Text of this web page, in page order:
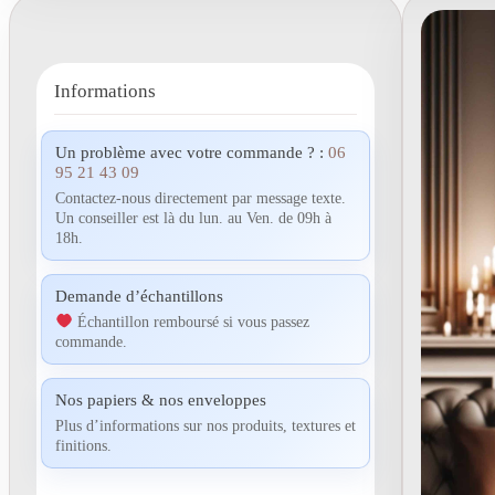
Informations
Un problème avec votre commande ? : 06
95 21 43 09
Contactez-nous directement par message texte.
Un conseiller est là du lun. au Ven. de 09h à
18h.
Demande d’échantillons
Échantillon remboursé si vous passez
commande.
Nos papiers & nos enveloppes
Plus d’informations sur nos produits, textures et
finitions.